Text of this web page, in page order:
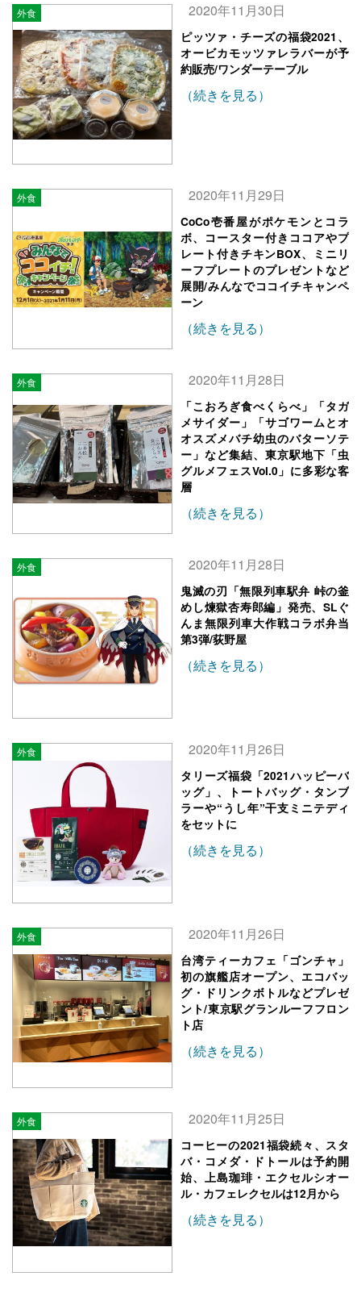
外食 2020年11月30日
ピッツァ・チーズの福袋2021、
オービカモッツァレラバーが予
約販売/ワンダーテーブル
（続きを見る）
外食 2020年11月29日
CoCo壱番屋がポケモンとコラ
ボ、コースター付きココアやプ
レート付きチキンBOX、ミニリ
ーフプレートのプレゼントなど
展開/みんなでココイチキャンペ
ーン
（続きを見る）
外食 2020年11月28日
「こおろぎ食べくらべ」「タガ
メサイダー」「サゴワームとオ
オスズメバチ幼虫のバターソテ
ー」など集結、東京駅地下「虫
グルメフェスVol.0」に多彩な客
層
（続きを見る）
外食 2020年11月28日
鬼滅の刃「無限列車駅弁 峠の釜
めし煉獄杏寿郎編」発売、SLぐ
んま無限列車大作戦コラボ弁当
第3弾/荻野屋
（続きを見る）
外食 2020年11月26日
タリーズ福袋「2021ハッピーバ
ッグ」、トートバッグ・タンブ
ラーや“うし年”干支ミニテディ
をセットに
（続きを見る）
外食 2020年11月26日
台湾ティーカフェ「ゴンチャ」
初の旗艦店オープン、エコバッ
グ・ドリンクボトルなどプレゼ
ント/東京駅グランルーフフロン
ト店
（続きを見る）
外食 2020年11月25日
コーヒーの2021福袋続々、スタ
バ・コメダ・ドトールは予約開
始、上島珈琲・エクセルシオー
ル・カフェレクセルは12月から
（続きを見る）